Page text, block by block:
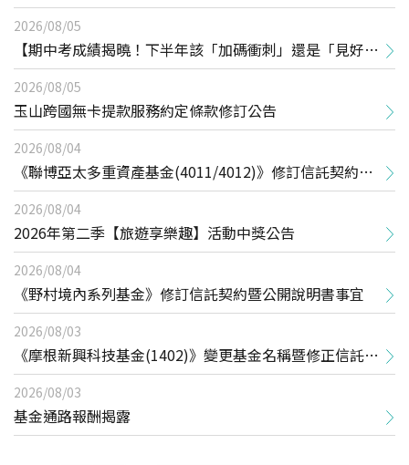
2026/08/05
【期中考成績揭曉！下半年該「加碼衝刺」還是「見好就
收」？】線上講座得獎公告
2026/08/05
玉山跨國無卡提款服務約定條款修訂公告
2026/08/04
《聯博亞太多重資產基金(4011/4012)》修訂信託契約暨
公開說明書事宜
2026/08/04
2026年第二季【旅遊享樂趣】活動中獎公告
2026/08/04
《野村境內系列基金》修訂信託契約暨公開說明書事宜
2026/08/03
《摩根新興科技基金(1402)》變更基金名稱暨修正信託契
約及公開說明書事宜
2026/08/03
基金通路報酬揭露